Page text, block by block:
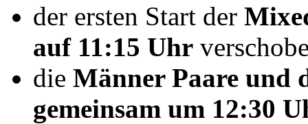
der ersten Start der
auf 11:15 Uhr
die Männer Paare und
gemeinsam um 12:30